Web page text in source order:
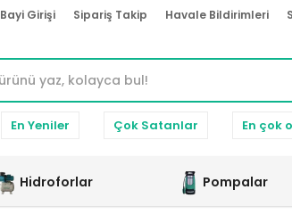
Bayi Girişi Sipariş Takip Havale Bildirimleri
En Yeniler Çok Satanlar En çok
Hidroforlar Pompalar